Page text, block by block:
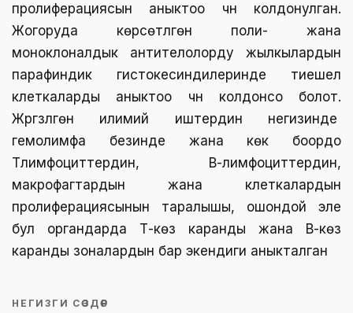
пролиферациясын аныктоо үчүн колдонулган.
Жогоруда көрсөтүлгөн поли- жана
моноклоналдык антителолорду жылкылардын
парафиндик гистокесиндилеринде тиешелүү
клеткаларды аныктоо үчүн колдонсо болот.
Жүргүзүлгөн илимий иштердин негизинде
гемолимфа безинде жана көк боордо
Тлимфоциттердин, В-лимфоциттердин,
макрофагтардын жана клеткалардын
пролиферациясынын таралышы, ошондой эле
бул органдарда Т-көз каранды жана В-көз
каранды зоналардын бар экендиги аныкталган
НЕГИЗГИ СӨЗДӨР